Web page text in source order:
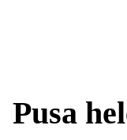
Pusa